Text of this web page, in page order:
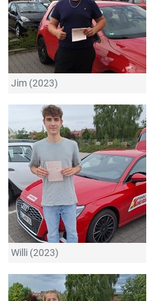
Jim (2023)
Willi (2023)